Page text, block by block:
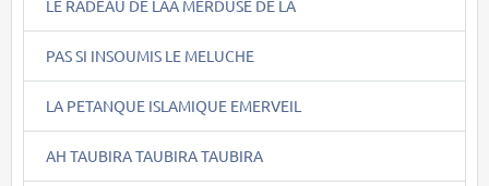
LE RADEAU DE LAA MERDUSE DE LA
PAS SI INSOUMIS LE MELUCHE
LA PETANQUE ISLAMIQUE EMERVEIL
AH TAUBIRA TAUBIRA TAUBIRA